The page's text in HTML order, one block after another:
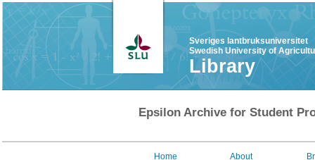
Sveriges lantbruksuniversitet
Swedish University of
Library
Epsilon Archive for Student
Home About